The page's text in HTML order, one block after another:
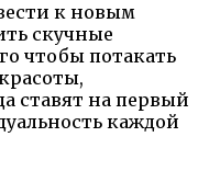
к новым
скучные
чтобы потакать
ставят на первый
каждой